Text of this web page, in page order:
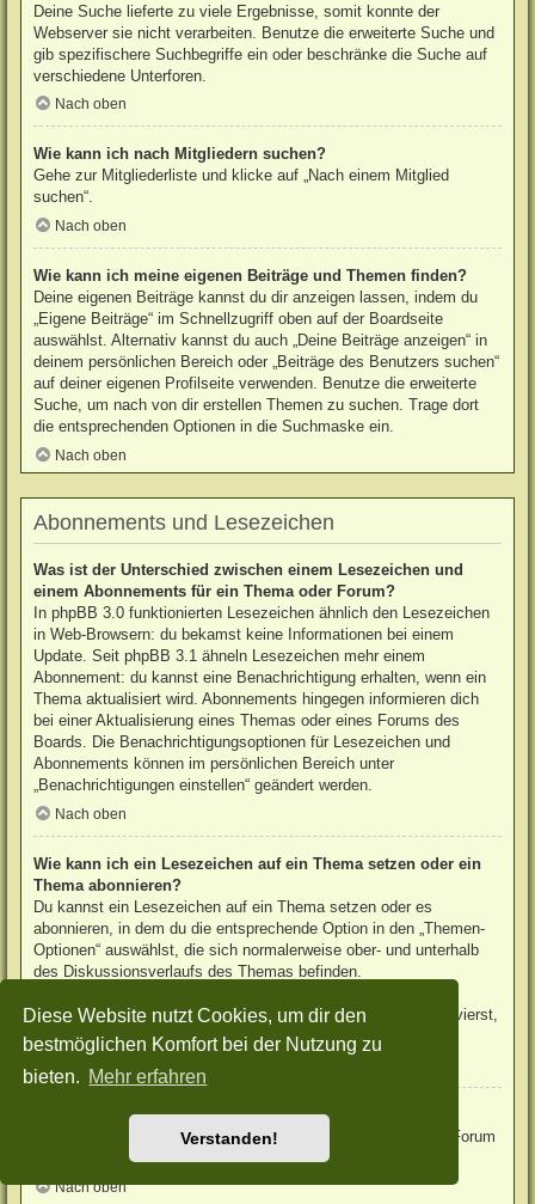
Diese Website nutzt Cookies, um dir den
bestmöglichen Komfort bei der Nutzung zu
bieten. Mehr erfahren
Verstanden!
Deine Suche lieferte zu viele Ergebnisse, somit konnte der
Webserver sie nicht verarbeiten. Benutze die erweiterte Suche und
gib spezifischere Suchbegriffe ein oder beschränke die Suche auf
verschiedene Unterforen.
Nach oben
Wie kann ich nach Mitgliedern suchen?
Gehe zur Mitgliederliste und klicke auf „Nach einem Mitglied
suchen“.
Nach oben
Wie kann ich meine eigenen Beiträge und Themen finden?
Deine eigenen Beiträge kannst du dir anzeigen lassen, indem du
„Eigene Beiträge“ im Schnellzugriff oben auf der Boardseite
auswählst. Alternativ kannst du auch „Deine Beiträge anzeigen“ in
deinem persönlichen Bereich oder „Beiträge des Benutzers suchen“
auf deiner eigenen Profilseite verwenden. Benutze die erweiterte
Suche, um nach von dir erstellen Themen zu suchen. Trage dort
die entsprechenden Optionen in die Suchmaske ein.
Nach oben
Abonnements und Lesezeichen
Was ist der Unterschied zwischen einem Lesezeichen und
einem Abonnements für ein Thema oder Forum?
In phpBB 3.0 funktionierten Lesezeichen ähnlich den Lesezeichen
in Web-Browsern: du bekamst keine Informationen bei einem
Update. Seit phpBB 3.1 ähneln Lesezeichen mehr einem
Abonnement: du kannst eine Benachrichtigung erhalten, wenn ein
Thema aktualisiert wird. Abonnements hingegen informieren dich
bei einer Aktualisierung eines Themas oder eines Forums des
Boards. Die Benachrichtigungsoptionen für Lesezeichen und
Abonnements können im persönlichen Bereich unter
„Benachrichtigungen einstellen“ geändert werden.
Nach oben
Wie kann ich ein Lesezeichen auf ein Thema setzen oder ein
Thema abonnieren?
Du kannst ein Lesezeichen auf ein Thema setzen oder es
abonnieren, in dem du die entsprechende Option in den „Themen-
Optionen“ auswählst, die sich normalerweise ober- und unterhalb
des Diskussionsverlaufs des Themas befinden.
benachrichtigen, sobald eine Antwort geschrieben wurde“ aktivierst,
wird das Thema ebenfalls für dich abonniert.
Nach oben
Wie kann ich ein Forum abonnieren?
Um ein Forum zu abonnieren, verwende im Forum den Link „Forum
abonnieren“, der sich meist am Ende der Seite befindet.
Nach oben